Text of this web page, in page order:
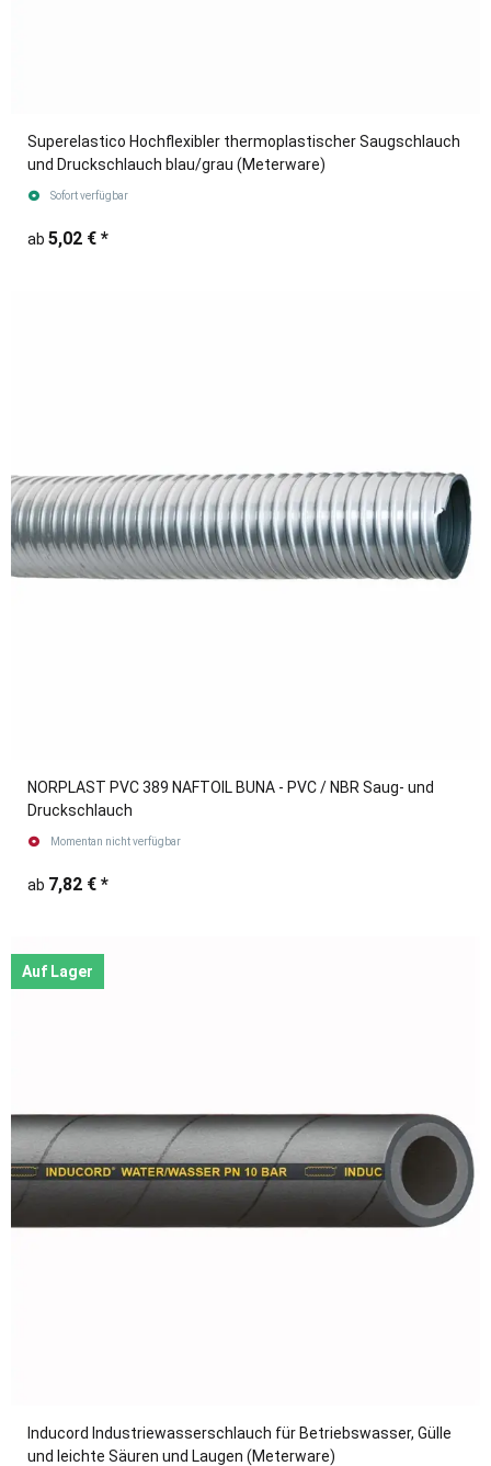
Superelastico Hochflexibler thermoplastischer Saugschlauch
und Druckschlauch blau/grau (Meterware)
Sofort verfügbar
ab 5,02 € *
NORPLAST PVC 389 NAFTOIL BUNA - PVC / NBR Saug- und
Druckschlauch
Momentan nicht verfügbar
ab 7,82 € *
Auf Lager
Inducord Industriewasserschlauch für Betriebswasser, Gülle
und leichte Säuren und Laugen (Meterware)